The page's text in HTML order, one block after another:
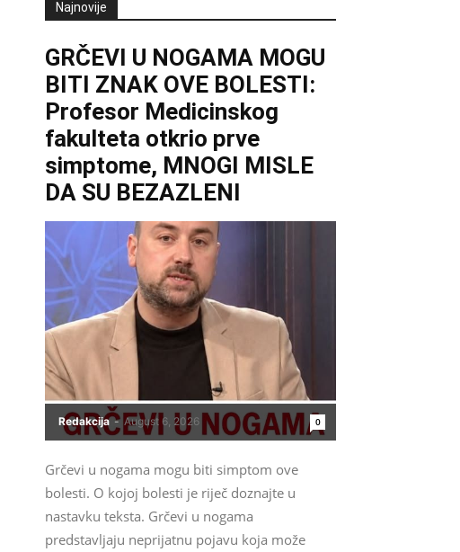
Najnovije
GRČEVI U NOGAMA MOGU
BITI ZNAK OVE BOLESTI:
Profesor Medicinskog
fakulteta otkrio prve
simptome, MNOGI MISLE
DA SU BEZAZLENI
Redakcija - August 6, 2026 0
Grčevi u nogama mogu biti simptom ove
bolesti. O kojoj bolesti je riječ doznajte u
nastavku teksta. Grčevi u nogama
predstavljaju neprijatnu pojavu koja može